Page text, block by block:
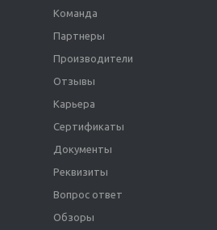
Команда
Партнеры
Производители
Отзывы
Карьера
Сертификаты
Документы
Реквизиты
Вопрос ответ
Обзоры